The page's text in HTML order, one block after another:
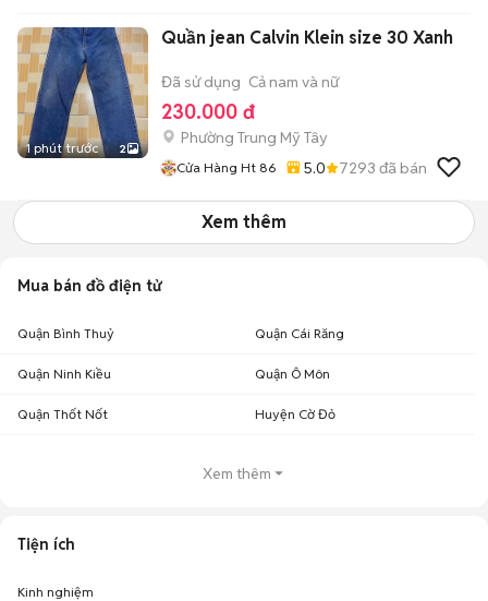
1 phút trước 2
Quần jean Calvin Klein size 30 Xanh
Đã sử dụng Cả nam và nữ
230.000 đ
Phường Trung Mỹ Tây
Cửa Hàng Ht 86 5.0 7293 đã bán
Xem thêm
Mua bán đồ điện tử
Quận Bình Thuỷ Quận Cái Răng
Quận Ninh Kiều Quận Ô Môn
Quận Thốt Nốt Huyện Cờ Đỏ
Xem thêm
Tiện ích
Kinh nghiệm